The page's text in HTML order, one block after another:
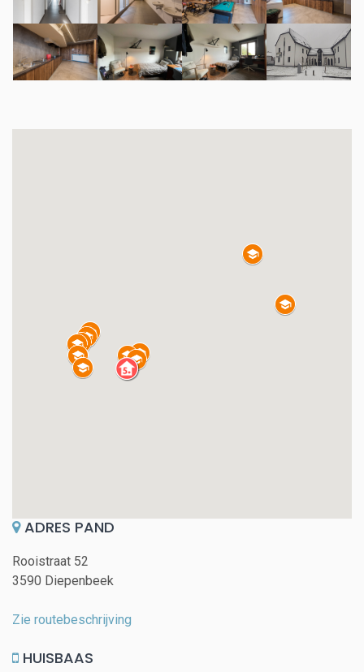
ADRES PAND
Rooistraat 52
3590 Diepenbeek
Zie routebeschrijving
HUISBAAS